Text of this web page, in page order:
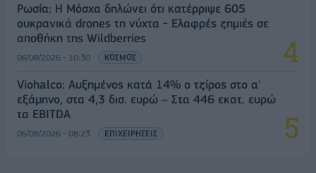
Ρωσία: Η Μόσχα δηλώνει ότι κατέρριψε 605
ουκρανικά drones τη νύχτα - Ελαφρές ζημιές σε
αποθήκη της Wildberries
06/08/2026 - 10:30 ΚΟΣΜΟΣ
Viohalco: Αυξημένος κατά 14% ο τζίρος στο α'
εξάμηνο, στα 4,3 δισ. ευρώ – Στα 446 εκατ. ευρώ
τα EBITDA
06/08/2026 - 08:23 ΕΠΙΧΕΙΡΗΣΕΙΣ